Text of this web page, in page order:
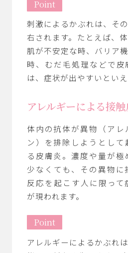
Point
刺激によるかぶれは、そ
右されます。たとえば、
肌が不安定な時、バリア
時、むだ毛処理などで皮
は、症状が出やすいといえ
アレルギーによる接
体内の抗体が異物（アレ
ン）を排除しようとして
る皮膚炎。濃度や量が極
少なくても、その異物に
反応を起こす人に限って
が現われます。
Point
アレルギーによるかぶれ